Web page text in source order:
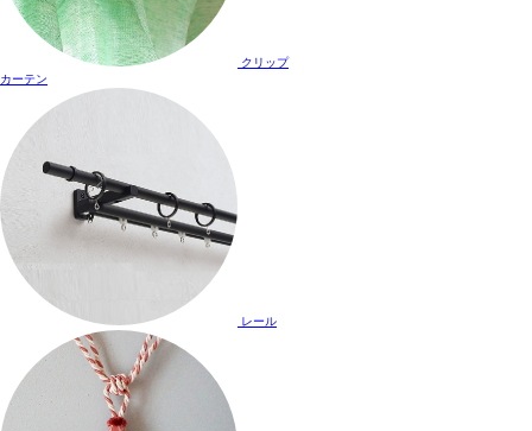
クリップ
カーテン
レール